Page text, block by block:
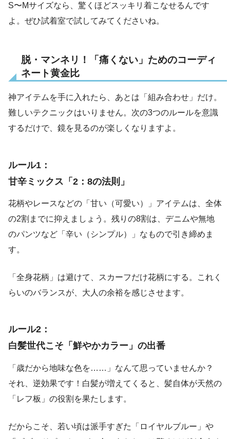
S〜Mサイズなら、驚くほどスッキリ着こなせるんです
よ。ぜひ試着室で試してみてくださいね。
脱・マンネリ！「痛くない」ためのコーディ
ネート黄金比
神アイテムを手に入れたら、あとは「組み合わせ」だけ。
難しいテクニックはいりません。次の3つのルールを意識
するだけで、鏡を見るのが楽しくなりますよ。
ルール1：
甘辛ミックス「2：8の法則」
花柄やレースなどの「甘い（可愛い）」アイテムは、全体
の2割までに抑えましょう。残りの8割は、デニムや無地
のパンツなど「辛い（シンプル）」なもので引き締めま
す。
「全身花柄」は避けて、スカーフだけ花柄にする。これく
らいのバランスが、大人の余裕を感じさせます。
ルール2：
白髪世代こそ「鮮やかカラー」の出番
「歳だから地味な色を……」なんて思っていませんか？
それ、逆効果です！白髪が増えてくると、髪自体が天然の
「レフ板」の役割を果たします。
だからこそ、若い頃は派手すぎた「ロイヤルブルー」や